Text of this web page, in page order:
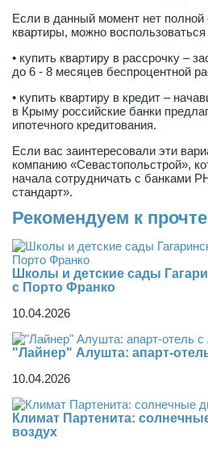
Если в данный момент нет
квартиры, можно
• купить квартиру в рассрочку –
до 6 - 8 месяцев беспроцентной
• купить квартиру в кредит –
в Крыму российские банки
ипотечного кредитования.
Если вас заинтересовали эти
компанию «Севастопольстрой»,
начала сотрудничать с банками
стандарт».
Рекомендуем к
Школы и детские сады
с Порто Франко
10.04.2026
"Лайнер" Алушта: апарт-
10.04.2026
Климат Партенита:
воздух